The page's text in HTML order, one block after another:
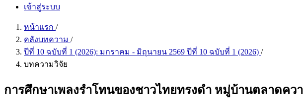
เข้าสู่ระบบ
หน้าแรก /
คลังบทความ /
ปีที่ 10 ฉบับที่ 1 (2026): มกราคม - มิถุนายน 2569 ปีที่ 10 ฉบับที่ 1 (2026) /
บทความวิจัย
การศึกษาเพลงรำโทนของชาวไทยทรงดำ หมู่บ้านตลาดคว